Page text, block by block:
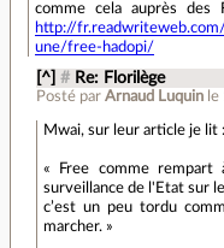
comme cela auprès des
http://
une/free-hadopi/
[^] # Re: Florilège
Posté par Arnaud Luquin
Mwai, sur leur article je lit :
« Free comme rem­part
surveillance de l'Etat sur
c’est un peu tordu
marcher. »